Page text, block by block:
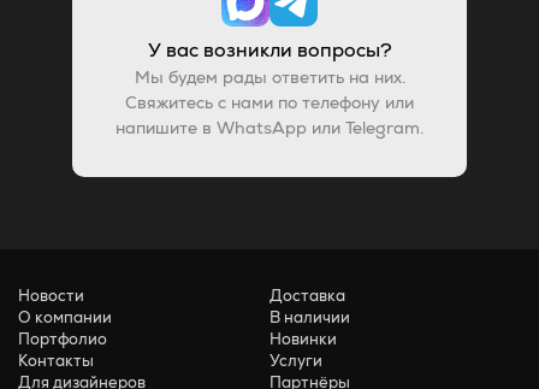
У вас возникли вопросы?
Мы будем рады ответить на них.
Свяжитесь с нами по телефону или
напишите в WhatsApp или Telegram.
Новости
О компании
Портфолио
Контакты
Для дизайнеров
Доставка
В наличии
Новинки
Услуги
Партнёры